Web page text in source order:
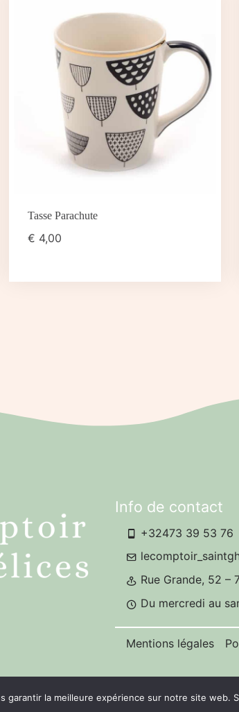
Tasse Parachute
€ 4,00
Info de contact
+32473 39 53 76
Rue Grande, 52 –
Du mercredi au
Mentions légales
garantir la meilleure expérience sur notre site